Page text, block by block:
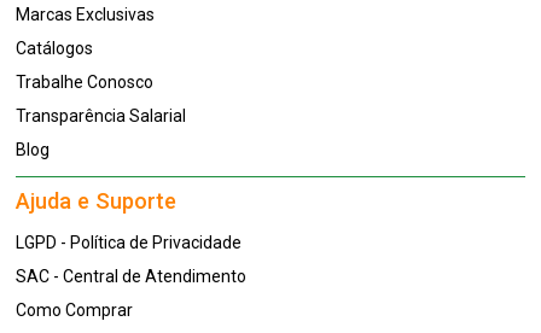
Marcas Exclusivas
Catálogos
Trabalhe Conosco
Transparência Salarial
Blog
Ajuda e Suporte
LGPD - Política de Privacidade
SAC - Central de Atendimento
Como Comprar